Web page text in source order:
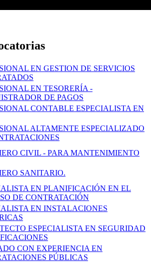
EN GESTION DE SERVICIOS
EN TESORERÍA -
DE PAGOS
CONTABLE ESPECIALISTA EN
ALTAMENTE ESPECIALIZADO
CIVIL - PARA MANTENIMIENTO
SANITARIO.
EN PLANIFICACIÓN EN EL
DE CONTRATACIÓN
EN INSTALACIONES
ESPECIALISTA EN SEGURIDAD
CON EXPERIENCIA EN
PÚBLICAS